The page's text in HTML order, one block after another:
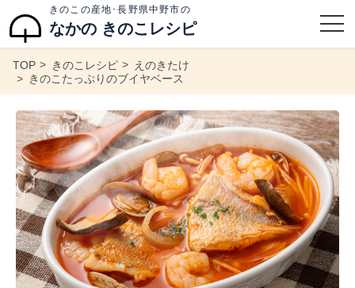
きのこの産地･長野県中野市の
なかの きのこレシピ
TOP きのこレシピ
えのきたけ
きのこたっぷりのブイヤベース